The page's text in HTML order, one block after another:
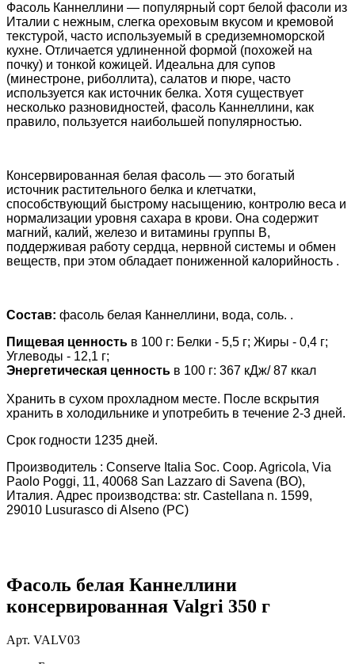
Фасоль Каннеллини — популярный сорт белой фасоли из
Италии с нежным, слегка ореховым вкусом и кремовой
текстурой, часто используемый в средиземноморской
кухне. Отличается удлиненной формой (похожей на
почку) и тонкой кожицей. Идеальна для супов
(минестроне, риболлита), салатов и пюре, часто
используется как источник белка. Хотя существует
несколько разновидностей, фасоль Каннеллини, как
правило, пользуется наибольшей популярностью.
Консервированная белая фасоль — это богатый
источник растительного белка и клетчатки,
способствующий быстрому насыщению, контролю веса и
нормализации уровня сахара в крови. Она содержит
магний, калий, железо и витамины группы B,
поддерживая работу сердца, нервной системы и обмен
веществ, при этом обладает пониженной калорийность .
Состав: фасоль белая Каннеллини, вода, соль. .
Пищевая ценность в 100 г: Белки - 5,5 г; Жиры - 0,4 г;
Углеводы - 12,1 г;
Энергетическая ценность в 100 г: 367 кДж/ 87 ккал
Хранить в сухом прохладном месте. После вскрытия
хранить в холодильнике и употребить в течение 2-3 дней.
Срок годности 1235 дней.
Производитель : Conserve Italia Soc. Coop. Agricola, Via
Paolo Poggi, 11, 40068 San Lazzaro di Savena (BO),
Италия. Адрес производства: str. Castellana n. 1599,
29010 Lusurasco di Alseno (PC)
Фасоль белая Каннеллини
консервированная Valgri 350 г
Арт. VALV03